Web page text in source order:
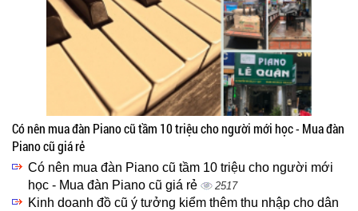
Có nên mua đàn Piano cũ tầm 10 triệu cho người mới học - Mua đàn
Piano cũ giá rẻ
Có nên mua đàn Piano cũ tầm 10 triệu cho người mới
học - Mua đàn Piano cũ giá rẻ
2517
Kinh doanh đồ cũ ý tưởng kiểm thêm thu nhập cho dân